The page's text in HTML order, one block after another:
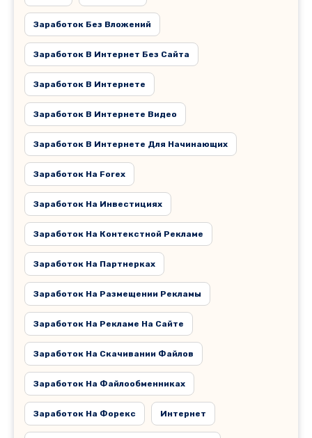
Заработок Без Вложений
Заработок В Интернет Без Сайта
Заработок В Интернете
Заработок В Интернете Видео
Заработок В Интернете Для Начинающих
Заработок На Forex
Заработок На Инвестициях
Заработок На Контекстной Рекламе
Заработок На Партнерках
Заработок На Размещении Рекламы
Заработок На Рекламе На Сайте
Заработок На Скачивании Файлов
Заработок На Файлообменниках
Заработок На Форекс Интернет